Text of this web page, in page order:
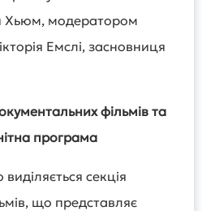
Хьюм, модератором
Емслі, засновниця
фільмів та
програма
секція
що представляє